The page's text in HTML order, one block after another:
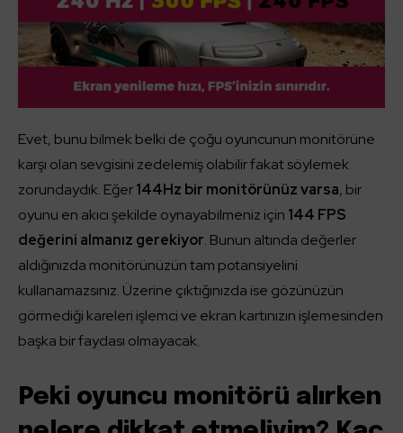
Evet, bunu bilmek belki de çoğu oyuncunun monitörüne
karşı olan sevgisini zedelemiş olabilir fakat söylemek
zorundaydık. Eğer144Hz bir monitörünüz varsa, bir
oyunu en akıcı şekilde oynayabilmeniz için 144 FPS
değerini almanız gerekiyor. Bunun altında değerler
aldığınızda monitörünüzün tam potansiyelini
kullanamazsınız. Üzerine çıktığınızda ise gözünüzün
görmediği kareleri işlemci ve ekran kartınızın işlemesinden
başka bir faydası olmayacak.
Peki oyuncu monitörü alırken